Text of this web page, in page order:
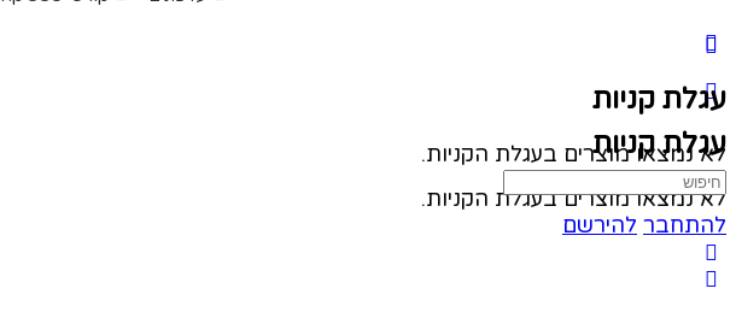
עגלת קניות
לא נמצאו מוצרים בעגלת הקניות.
להתחבר להירשם
עגלת קניות
לא נמצאו מוצרים בעגלת הקניות.
Search
for: